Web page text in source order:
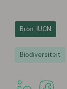
Bron: IUCN
Biodiversiteit